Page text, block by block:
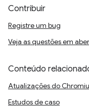
Contribuir
Registre um bug
Veja as questões em
Conteúdo
Atualizações do
Estudos de caso